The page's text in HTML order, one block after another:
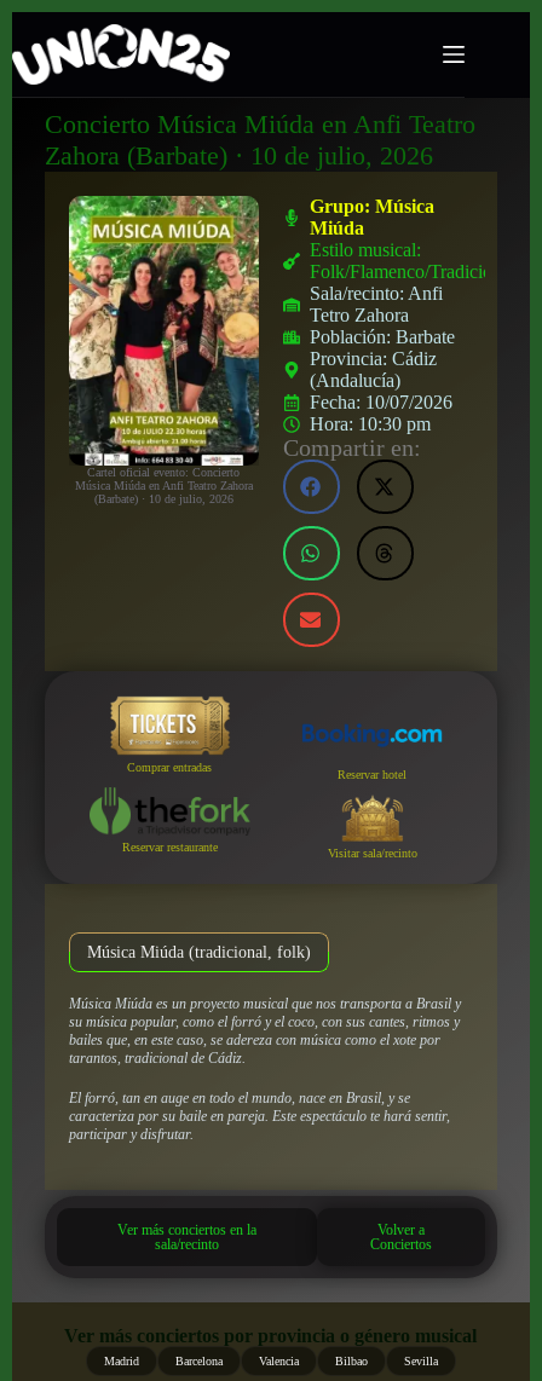
Concierto Música Miúda en Anfi Teatro
Zahora (Barbate) · 10 de julio, 2026
Cartel oficial evento: Concierto
Música Miúda en Anfi Teatro Zahora
(Barbate) · 10 de julio, 2026
Grupo:Música
Miúda
Estilo musical:
Folk/Flamenco/Tradicional
Sala/recinto: Anfi
Tetro Zahora
Población:Barbate
Provincia:Cádiz
(Andalucía)
Fecha: 10/07/2026
Hora: 10:30 pm
Compartir en:
Comprar entradas
Reservar hotel
Reservar restaurante Visitar sala/recinto
Música Miúda (tradicional, folk)
Música Miúda es un proyecto musical que nos transporta a Brasil y
su música popular, como el forró y el coco, con sus cantes, ritmos y
bailes que, en este caso, se adereza con música como el xote por
tarantos, tradicional de Cádiz.
El forró, tan en auge en todo el mundo, nace en Brasil, y se
caracteriza por su baile en pareja. Este espectáculo te hará sentir,
participar y disfrutar.
Ver más conciertos en la
sala/recinto
Volver a
Conciertos
Ver más conciertos por provincia o género musical
Madrid Barcelona Valencia Bilbao Sevilla